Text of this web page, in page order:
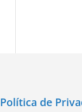
Política de